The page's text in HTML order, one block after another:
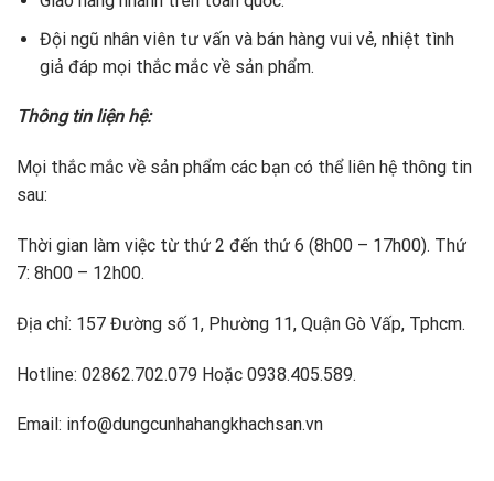
Đội ngũ nhân viên tư vấn và bán hàng vui vẻ, nhiệt tình
giả đáp mọi thắc mắc về sản phẩm.
Thông tin liện hệ:
Mọi thắc mắc về sản phẩm các bạn có thể liên hệ thông tin
sau:
Thời gian làm việc từ thứ 2 đến thứ 6 (8h00 – 17h00). Thứ
7: 8h00 – 12h00.
Địa chỉ: 157 Đường số 1, Phường 11, Quận Gò Vấp, Tphcm.
Hotline: 02862.702.079 Hoặc 0938.405.589.
Email: info@dungcunhahangkhachsan.vn